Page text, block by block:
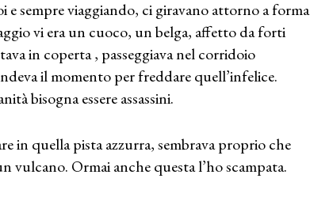
sempre viaggiando, ci giravano attorno a forma
vi era un cuoco, un belga, affetto da forti
in coperta , passeggiava nel corridoio
il momento per freddare quell’infelice.
bisogna essere assassini.
in quella pista azzurra, sembrava proprio che
vulcano. Ormai anche questa l’ho scampata.